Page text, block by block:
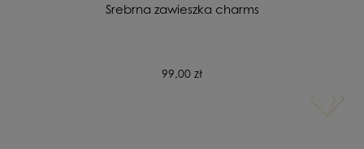
Srebrna zawieszka charms
99,00 zł